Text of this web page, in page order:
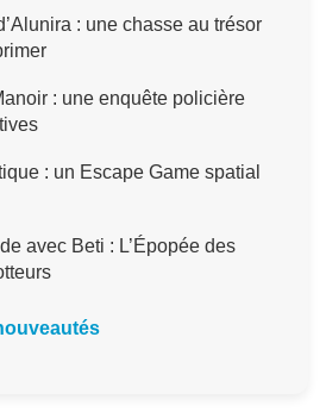
: une chasse au trésor
: une enquête policière
: un Escape Game spatial
avec Beti : L’Épopée des